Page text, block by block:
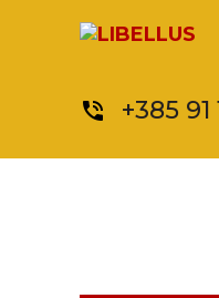
phone_in_talk +385